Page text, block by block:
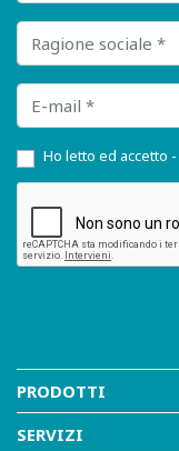
Ragione sociale
E-mail
Ho letto ed accetto -
PRODOTTI
SERVIZI